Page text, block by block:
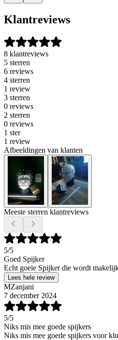
Klantreviews
8 klantreviews
5 sterren
6 reviews
4 sterren
1 review
3 sterren
0 reviews
2 sterren
0 reviews
1 ster
1 review
Afbeeldingen van klanten
Meeste sterren klantreviews
5/5
Goed Spijker
Echt goeie Spijker die wordt
Lees hele review
MZanjani
7 december 2024
5/5
Niks mis mee goede spijkers
Niks mis mee goede spijkers voor